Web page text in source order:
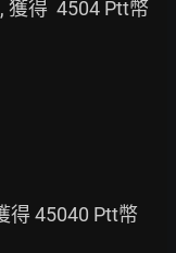
獲得  4504 Ptt幣
得 45040 Ptt幣